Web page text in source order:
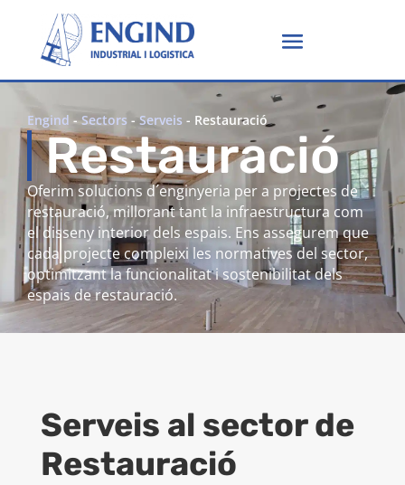
Engind -Sectors -Serveis - Restauració
Restauració
Oferim solucions d´enginyeria per a projectes de
restauració, millorant tant la infraestructura com
el disseny interior dels espais. Ens assegurem que
cada projecte compleixi les normatives del sector,
optimitzant la funcionalitat i sostenibilitat dels
espais de restauració.
Serveis al sector de
Restauració